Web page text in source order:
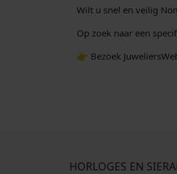
Wilt u snel en veilig
Op zoek naar een
👉 Bezoek
HORLOGES EN